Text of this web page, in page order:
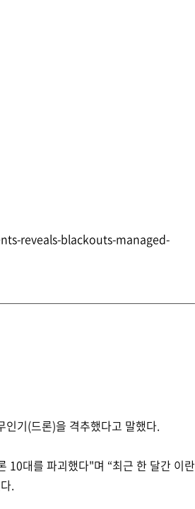
reveals-blackouts-managed-
기(드론)을 격추했다고 말했다.
10대를 파괴했다"며 “최근 한 달간 이란
.